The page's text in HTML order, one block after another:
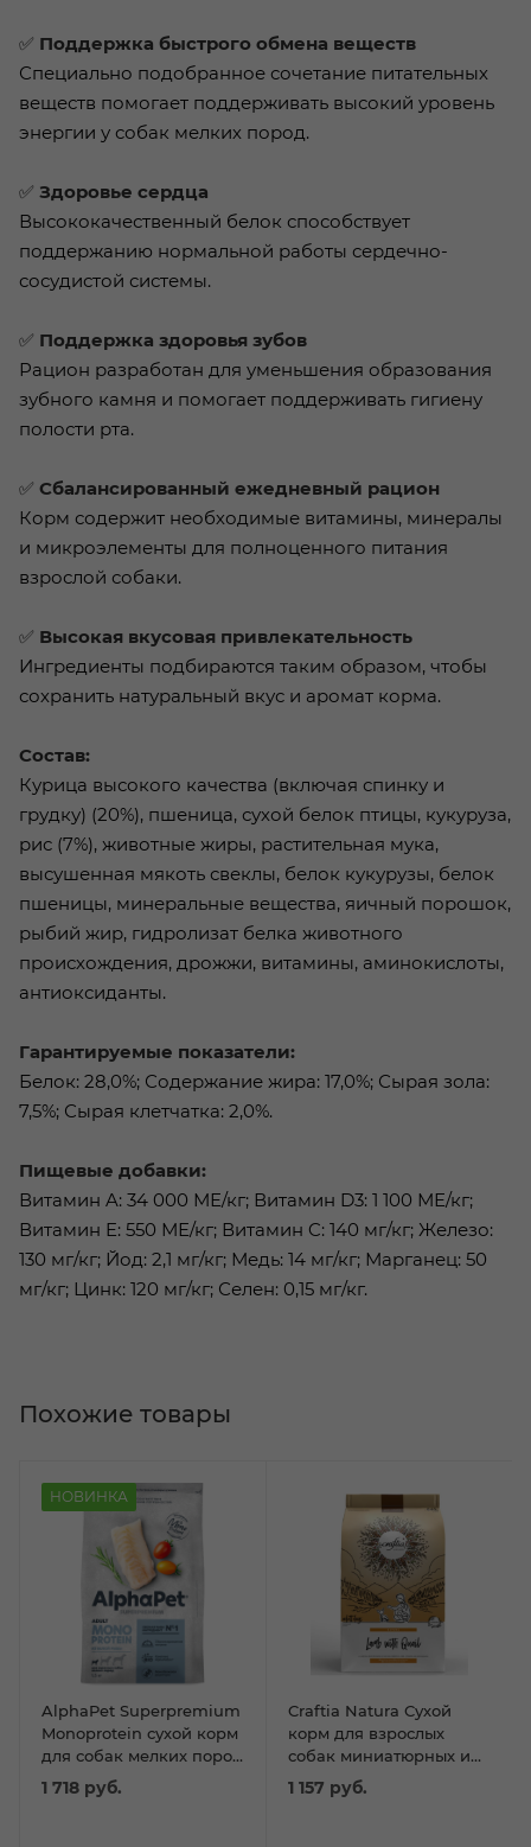
✅ Поддержка быстрого обмена веществ
Специально подобранное сочетание питательных
веществ помогает поддерживать высокий уровень
энергии у собак мелких пород.
✅ Здоровье сердца
Высококачественный белок способствует
поддержанию нормальной работы сердечно-
сосудистой системы.
✅ Поддержка здоровья зубов
Рацион разработан для уменьшения образования
зубного камня и помогает поддерживать гигиену
полости рта.
✅ Сбалансированный ежедневный рацион
Корм содержит необходимые витамины, минералы
и микроэлементы для полноценного питания
взрослой собаки.
✅ Высокая вкусовая привлекательность
Ингредиенты подбираются таким образом, чтобы
сохранить натуральный вкус и аромат корма.
Состав:
Курица высокого качества (включая спинку и
грудку) (20%), пшеница, сухой белок птицы, кукуруза,
рис (7%), животные жиры, растительная мука,
высушенная мякоть свеклы, белок кукурузы, белок
пшеницы, минеральные вещества, яичный порошок,
рыбий жир, гидролизат белка животного
происхождения, дрожжи, витамины, аминокислоты,
антиоксиданты.
Гарантируемые показатели:
Белок: 28,0%; Содержание жира: 17,0%; Сырая зола:
7,5%; Сырая клетчатка: 2,0%.
Пищевые добавки:
Витамин A: 34 000 МЕ/кг; Витамин D3: 1 100 МЕ/кг;
Витамин E: 550 МЕ/кг; Витамин C: 140 мг/кг; Железо:
130 мг/кг; Йод: 2,1 мг/кг; Медь: 14 мг/кг; Марганец: 50
мг/кг; Цинк: 120 мг/кг; Селен: 0,15 мг/кг.
НОВИНКА
AlphaPet Superpremium
Monoprotein сухой корм
для собак мелких пород
с белой рыбы 1,5кг
1 718 руб.
Craftia Natura Сухой
корм для взрослых
собак миниатюрных и
мелких пород из
ягненка с перепелкой
1 157 руб.
Похожие товары